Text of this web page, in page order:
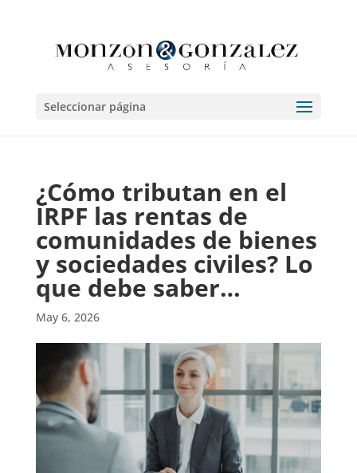
Seleccionar página
¿Cómo tributan en el
IRPF las rentas de
comunidades de bienes
y sociedades civiles? Lo
que debe saber…
May 6, 2026